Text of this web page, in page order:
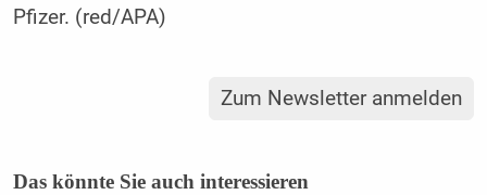
Pfizer. (red/APA)
Zum Newsletter anmelden
Das könnte Sie auch interessieren